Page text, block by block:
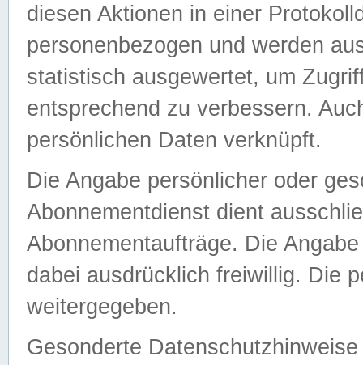
diesen Aktionen in einer
personenbezogen und werden
statistisch ausgewertet, um
entsprechend zu verbessern.
persönlichen Daten verknüpft.
Die Angabe persönlicher oder
Abonnementdienst dient
Abonnementaufträge. Die
dabei ausdrücklich freiwillig. Die
weitergegeben.
Gesonderte